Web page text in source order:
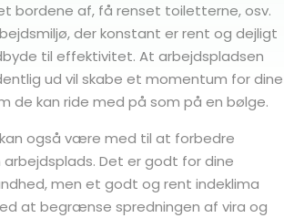
bordene af, få renset toiletterne, osv.
der konstant er rent og dejligt
til effektivitet. At arbejdspladsen
ud vil skabe et momentum for dine
de kan ride med på som på en bølge.
kan også være med til at forbedre
Det er godt for dine
men et godt og rent indeklima
at begrænse spredningen af vira og